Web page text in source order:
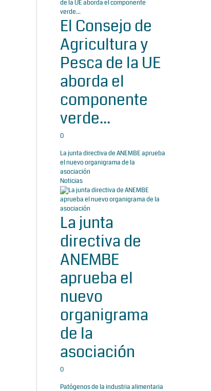
El Consejo de
Agricultura y
Pesca de la UE
aborda el
componente
verde...
0
La junta directiva de ANEMBE aprueba
el nuevo organigrama de la
asociación
Noticias
La junta
directiva de
ANEMBE
aprueba el
nuevo
organigrama
de la
asociación
0
Patógenos de la industria alimentaria